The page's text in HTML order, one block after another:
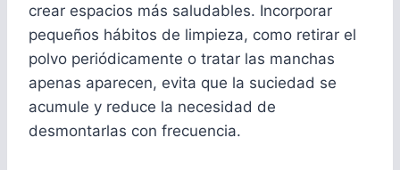
crear espacios más saludables. Incorporar
pequeños hábitos de limpieza, como retirar el
polvo periódicamente o tratar las manchas
apenas aparecen, evita que la suciedad se
acumule y reduce la necesidad de
desmontarlas con frecuencia.